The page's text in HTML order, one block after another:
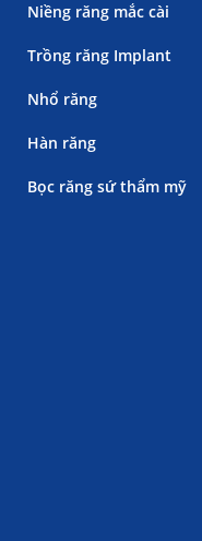
Niềng răng mắc cài
Trồng răng Implant
Nhổ răng
Hàn răng
Bọc răng sứ thẩm mỹ